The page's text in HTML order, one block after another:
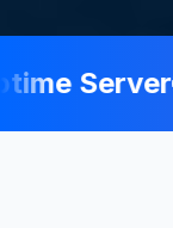
Server